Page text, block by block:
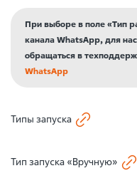
При выборе в поле «Тип
канала WhatsApp, для
обращаться в
WhatsApp
Типы запуска
Тип запуска «Вручную»